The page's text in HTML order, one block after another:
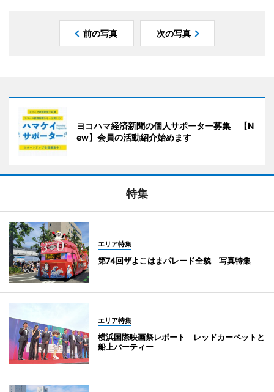
前の写真 次の写真
ヨコハマ経済新聞の個人サポーター募集 【N
ew】会員の活動紹介始めます
特集
エリア特集
第74回ザよこはまパレード全貌 写真特集
エリア特集
横浜国際映画祭レポート レッドカーペットと
船上パーティー